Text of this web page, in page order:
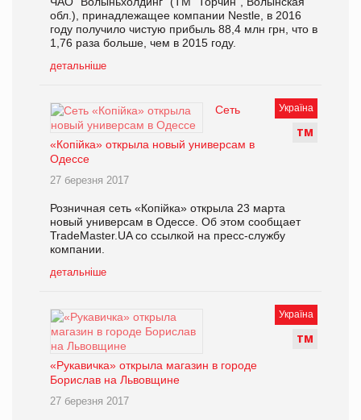
обл.), принадлежащее компании Nestle, в 2016
году получило чистую прибыль 88,4 млн грн, что в
1,76 раза больше, чем в 2015 году.
детальніше
Україна
ТМ
Сеть
«Копійка» открыла новый универсам в
Одессе
27 березня 2017
Розничная сеть «Копійка» открыла 23 марта
новый универсам в Одессе. Об этом сообщает
TradeMaster.UA со ссылкой на пресс-службу
компании.
детальніше
Україна
ТМ
«Рукавичка» открыла магазин в городе
Борислав на Львовщине
27 березня 2017